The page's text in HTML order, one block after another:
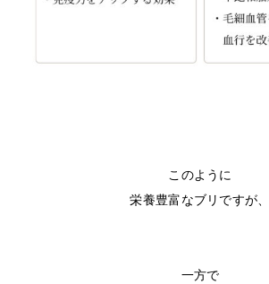
このように
栄養豊富なブリですが、
一方で